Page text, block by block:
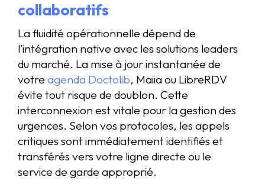
collaboratifs
La fluidité opérationnelle dépend de
l’intégration native avec les solutions leaders
du marché. La mise à jour instantanée de
votre agenda Doctolib, Maiia ou LibreRDV
évite tout risque de doublon. Cette
interconnexion est vitale pour la gestion des
urgences. Selon vos protocoles, les appels
critiques sont immédiatement identifiés et
transférés vers votre ligne directe ou le
service de garde approprié.